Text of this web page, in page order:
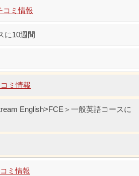
コミ情報
に10週間
ミ情報
English>FCE＞一般英語コースに
ミ情報